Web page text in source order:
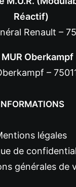
Réactif)
Renault –
MUR Oberkampf
–
légales
de
générales de